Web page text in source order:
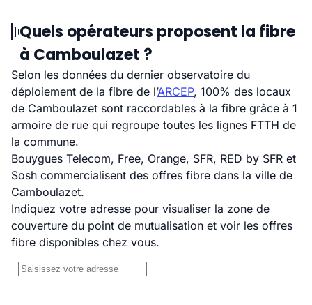
Quels opérateurs proposent la fibre
à Camboulazet ?
Selon les données du dernier observatoire du
déploiement de la fibre de l’ARCEP, 100% des locaux
de Camboulazet sont raccordables à la fibre grâce à 1
armoire de rue qui regroupe toutes les lignes FTTH de
la commune.
Bouygues Telecom, Free, Orange, SFR, RED by SFR et
Sosh commercialisent des offres fibre dans la ville de
Camboulazet.
Indiquez votre adresse pour visualiser la zone de
couverture du point de mutualisation et voir les offres
fibre disponibles chez vous.